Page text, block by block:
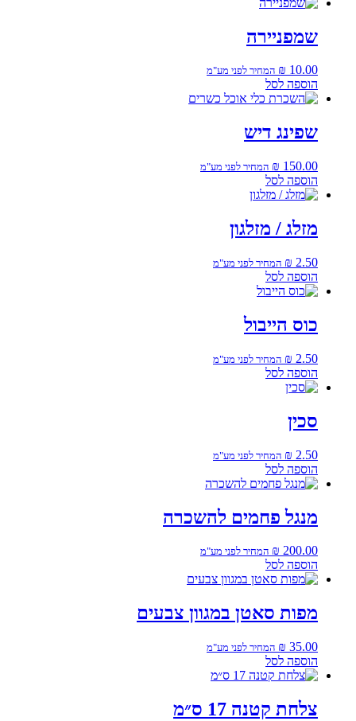
שמפניירה
₪ 10.00 המחיר לפני מע"מ
הוספה לסל
שפינג דיש
₪ 150.00 המחיר לפני מע"מ
הוספה לסל
מזלג / מזלגון
₪ 2.50 המחיר לפני מע"מ
הוספה לסל
כוס הייבול
₪ 2.50 המחיר לפני מע"מ
הוספה לסל
סכין
₪ 2.50 המחיר לפני מע"מ
הוספה לסל
מנגל פחמים להשכרה
₪ 200.00 המחיר לפני מע"מ
הוספה לסל
מפות סאטן במגוון צבעים
₪ 35.00 המחיר לפני מע"מ
הוספה לסל
צלחת קטנה 17 ס״מ